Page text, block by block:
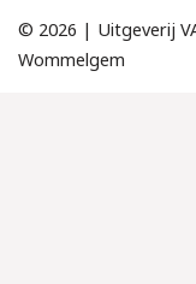
© 2026 | Uitgeverij
Wommelgem